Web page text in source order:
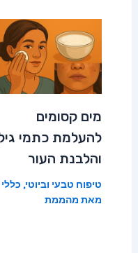
מים קסומים
להעלמת כתמי
והלבנת העור
טיפוח טבעי וביוטי, כללי
מאת מהממת